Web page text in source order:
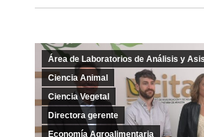
Área de Laboratorios de Análisis y
Ciencia Animal
Ciencia Vegetal
Directora gerente
Economía Agroalimentaria